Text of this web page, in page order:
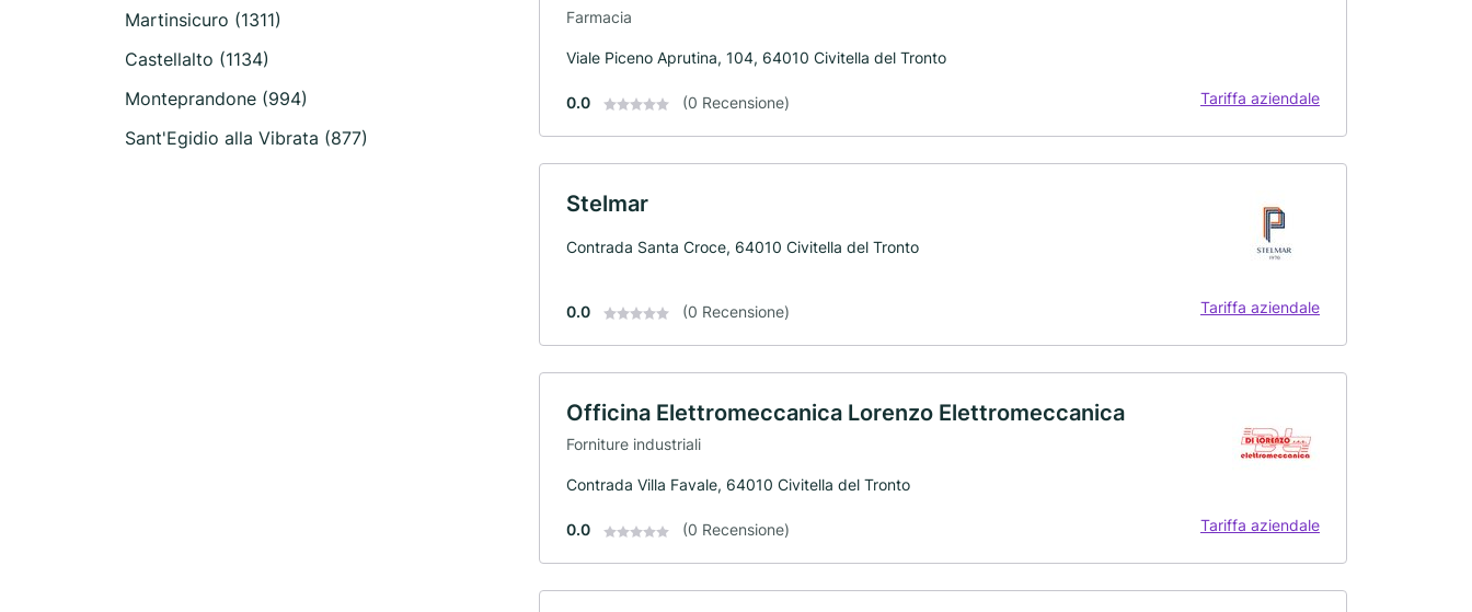
Martinsicuro (1311)
Castellalto (1134)
Monteprandone (994)
Sant'Egidio alla Vibrata (877)
Farmacia
Viale Piceno Aprutina, 104, 64010 Civitella del Tronto
0.0 (0 Recensione) Tariffa aziendale
Stelmar
Contrada Santa Croce, 64010 Civitella del Tronto
0.0 (0 Recensione) Tariffa aziendale
Officina Elettromeccanica Lorenzo Elettromeccanica
Forniture industriali
Contrada Villa Favale, 64010 Civitella del Tronto
0.0 (0 Recensione) Tariffa aziendale